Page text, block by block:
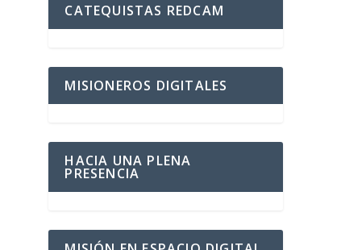
CATEQUISTAS REDCAM
MISIONEROS DIGITALES
HACIA UNA PLENA
PRESENCIA